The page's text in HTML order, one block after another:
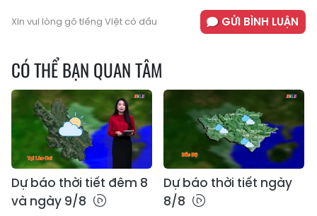
Xin vui lòng gõ tiếng Việt có dấu GỬI BÌNH LUẬN
CÓ THỂ BẠN QUAN TÂM
Dự báo thời tiết đêm 8
và ngày 9/8
Dự báo thời tiết ngày
8/8